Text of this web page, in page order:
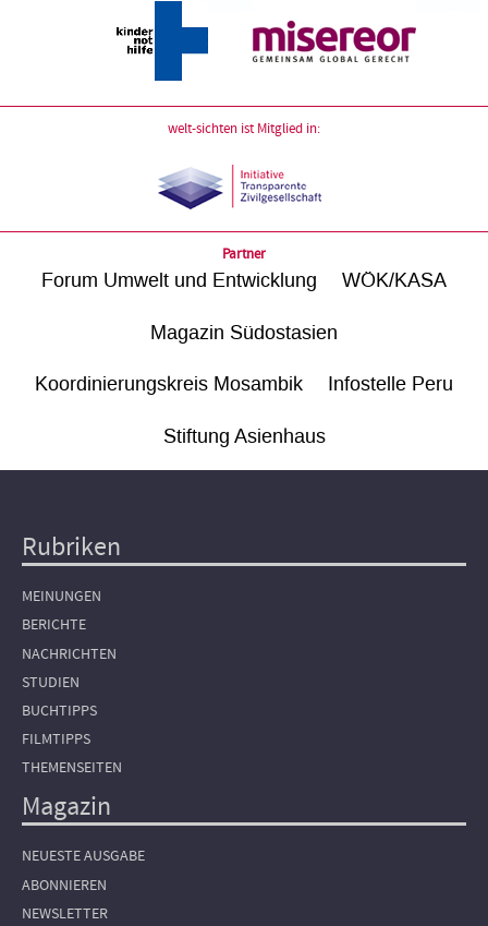
welt-sichten ist Mitglied in:
Partner
Forum Umwelt und Entwicklung WÖK/KASA
Magazin Südostasien
Koordinierungskreis Mosambik Infostelle Peru
Stiftung Asienhaus
Hauptnavigation
Rubriken
MEINUNGEN
BERICHTE
NACHRICHTEN
STUDIEN
BUCHTIPPS
FILMTIPPS
THEMENSEITEN
Magazin
NEUESTE AUSGABE
ABONNIEREN
NEWSLETTER